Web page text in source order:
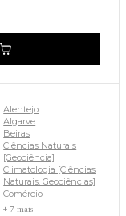
Alentejo
Algarve
Beiras
Ciências Naturais
[Geociência]
Climatologia [Ciências
Naturais. Geociências]
Comércio
+ 7 mais